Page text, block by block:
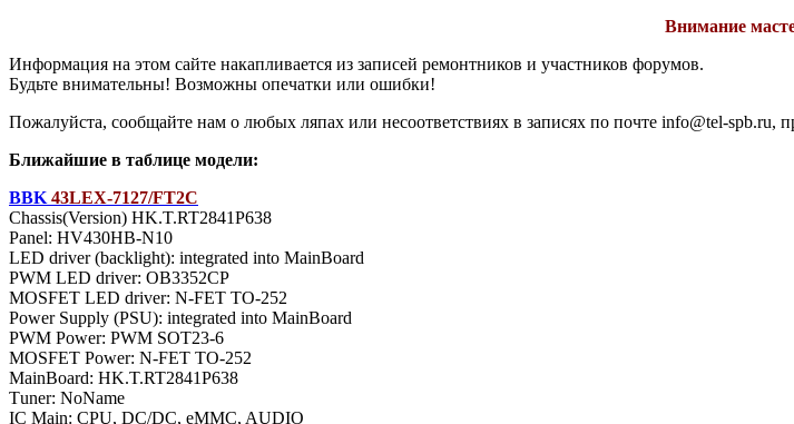
Внимание
Информация на этом сайте накапливается из записей ремонтников и участников форумов.
Будьте внимательны! Возможны опечатки или ошибки!
Пожалуйста, сообщайте нам о любых ляпах или несоответствиях в записях по почте info@tel-
Ближайшие в таблице модели:
BBK 43LEX-7127/FT2C
Chassis(Version) HK.T.RT2841P638
Panel: HV430HB-N10
LED driver (backlight): integrated into MainBoard
PWM LED driver: OB3352CP
MOSFET LED driver: N-FET TO-252
Power Supply (PSU): integrated into MainBoard
PWM Power: PWM SOT23-6
MOSFET Power: N-FET TO-252
MainBoard: HK.T.RT2841P638
Тuner: NoName
IC Main: CPU, DC/DC, eMMC, AUDIO